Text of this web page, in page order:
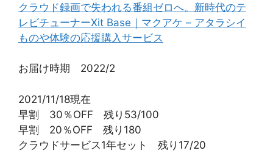
クラウド録画で失われる番組ゼロへ。新時代のテ
レビチューナーXit Base｜マクアケ – アタラシイ
ものや体験の応援購入サービス
お届け時期 2022/2
2021/11/18現在
早割 30％OFF 残り53/100
早割 20％OFF 残り180
クラウドサービス1年セット 残り17/20